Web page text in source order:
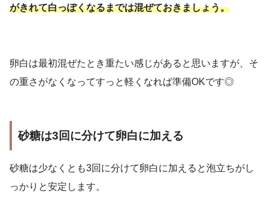
がきれて白っぽくなるまでは混ぜておきましょう。
卵白は最初混ぜたとき重たい感じがあると思いますが、そ
の重さがなくなってすっと軽くなれば準備OKです◎
砂糖は3回に分けて卵白に加える
砂糖は少なくとも3回に分けて卵白に加えると泡立ちがし
っかりと安定します。